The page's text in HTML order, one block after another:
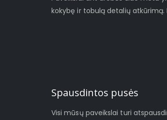
kokybę ir tobulą detalių
Spausdintos pusės
Visi mūsų paveikslai turi